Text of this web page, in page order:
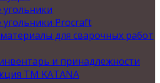
Procraft
для сварочных работ
и принадлежности
ТМ KATANA